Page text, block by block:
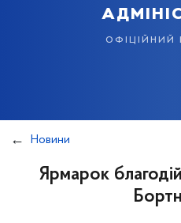
офіційний
Новини
Ярмарок